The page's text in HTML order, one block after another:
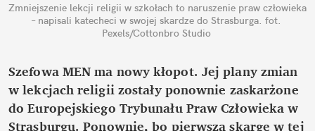
Zmniejszenie lekcji religii w szkołach to naruszenie praw człowieka
– napisali katecheci w swojej skardze do Strasburga. fot.
Pexels/Cottonbro Studio
Szefowa MEN ma nowy kłopot. Jej plany zmian
w lekcjach religii zostały ponownie zaskarżone
do Europejskiego Trybunału Praw Człowieka w
Strasburgu. Ponownie, bo pierwszą skargę w tej